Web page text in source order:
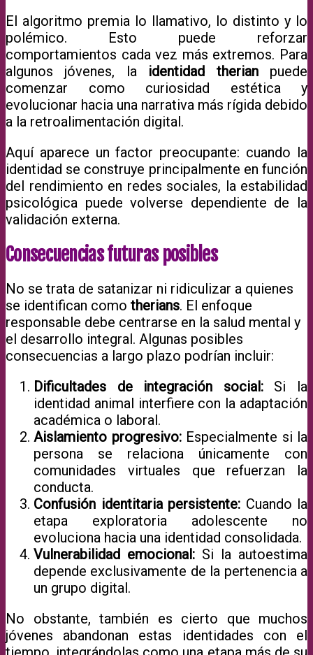
El algoritmo premia lo llamativo, lo distinto y lo
polémico. Esto puede reforzar
comportamientos cada vez más extremos. Para
algunos jóvenes, la identidad therianpuede
comenzar como curiosidad estética y
evolucionar hacia una narrativa más rígida debido
a la retroalimentación digital.
Aquí aparece un factor preocupante: cuando la
identidad se construye principalmente en función
del rendimiento en redes sociales, la estabilidad
psicológica puede volverse dependiente de la
validación externa.
Consecuencias futuras posibles
No se trata de satanizar ni ridiculizar a quienes
se identifican como therians. El enfoque
responsable debe centrarse en la salud mental y
el desarrollo integral. Algunas posibles
consecuencias a largo plazo podrían incluir:
Dificultades de integración social:Si la
identidad animal interfiere con la adaptación
académica o laboral.
Aislamiento progresivo:Especialmente si la
persona se relaciona únicamente con
comunidades virtuales que refuerzan la
conducta.
Confusión identitaria persistente: Cuando la
etapa exploratoria adolescente no
evoluciona hacia una identidad consolidada.
Vulnerabilidad emocional: Si la autoestima
depende exclusivamente de la pertenencia a
un grupo digital.
No obstante, también es cierto que muchos
jóvenes abandonan estas identidades con el